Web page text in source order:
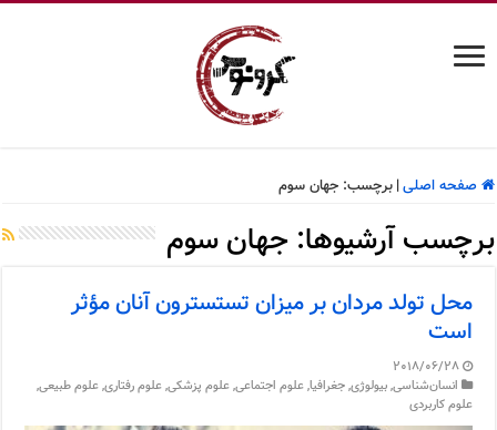
صفحه اصلی| برچسب:جهان سوم
برچسب آرشیوها:جهان سوم
محل تولد مردان بر میزان تستسترون آنان مؤثر
است
2018/06/28
انسان‌شناسی,بیولوژی,جغرافیا,علوم اجتماعی,علوم پزشکی,علوم رفتاری,علوم طبیعی,
علوم کاربردی